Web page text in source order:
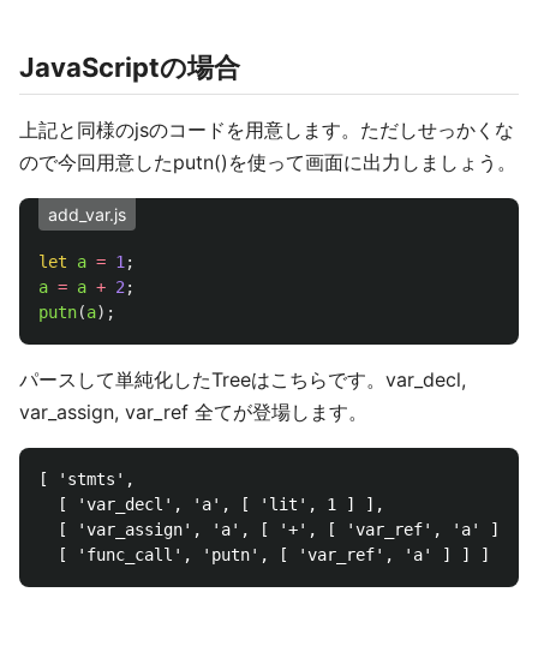
JavaScriptの場合
上記と同様のjsのコードを用意します。ただしせっかくな
ので今回用意したputn()を使って画面に出力しましょう。
add_var.js
let a = 1 ;
a = a + 2 ;
putn(a);
パースして単純化したTreeはこちらです。var_decl,
var_assign, var_ref 全てが登場します。
[ 'stmts',
  [ 'var_decl', 'a', [ 'lit', 1 ] ],
[ 'var_assign', 'a', [ '+', [ 'var_ref', 'a' ], [